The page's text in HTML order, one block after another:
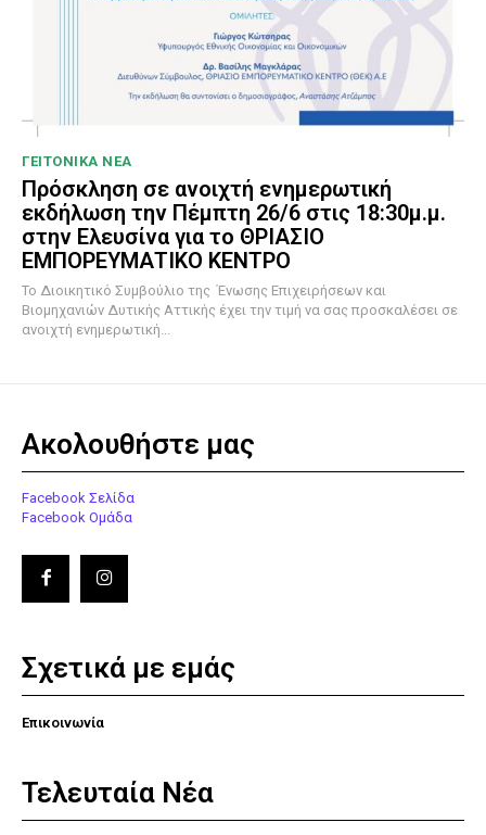
ΓΕΙΤΟΝΙΚΑ ΝΕΑ
Πρόσκληση σε ανοιχτή ενημερωτική
εκδήλωση την Πέμπτη 26/6 στις 18:30μ.μ.
στην Ελευσίνα για το ΘΡΙΑΣΙΟ
ΕΜΠΟΡΕΥΜΑΤΙΚΟ ΚΕΝΤΡΟ
To Διοικητικό Συμβούλιο της Ένωσης Επιχειρήσεων και
Βιομηχανιών Δυτικής Αττικής έχει την τιμή να σας προσκαλέσει σε
ανοιχτή ενημερωτική...
Ακολουθήστε μας
Facebook Σελίδα
Facebook Ομάδα
Σχετικά με εμάς
Επικοινωνία
Τελευταία Νέα